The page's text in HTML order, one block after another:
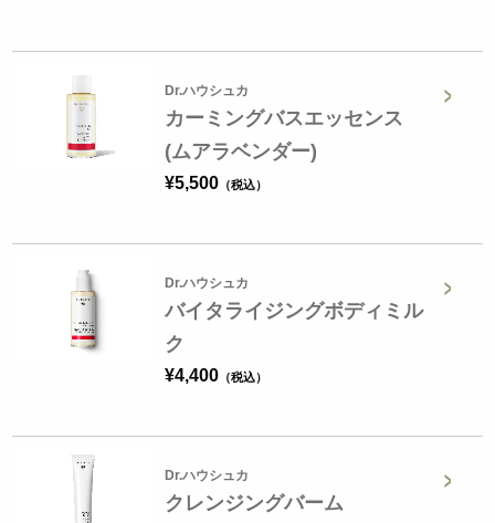
Dr.ハウシュカ
カーミングバスエッセンス
(ムアラベンダー)
¥5,500
Dr.ハウシュカ
バイタライジングボディミル
ク
¥4,400
Dr.ハウシュカ
クレンジングバーム